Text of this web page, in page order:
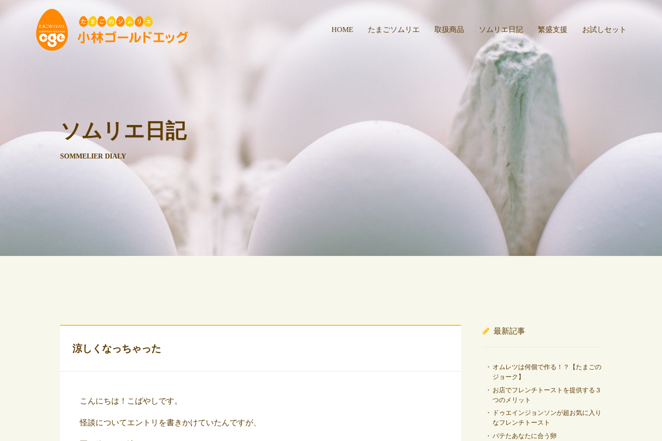
HOME たまごソムリエ 取扱商品 ソムリエ日記 繁盛支援 お試しセット
ソムリエ日記
SOMMELIER DIALY
涼しくなっちゃった
こんにちは！こばやしです。
怪談についてエントリを書きかけていたんですが、
最新記事
オムレツは何個で作る！？【たまごの
ジョーク】
お店でフレンチトーストを提供する３
つのメリット
ドゥエインジョンソンが超お気に入り
なフレンチトースト
バテたあなたに合う卵